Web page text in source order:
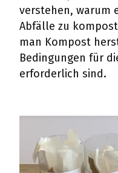
verstehen, warum
Abfälle zu
man Kompost
Bedingungen für
erforderlich sind.